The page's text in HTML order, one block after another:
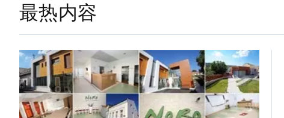
最热内容